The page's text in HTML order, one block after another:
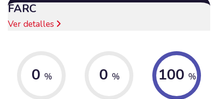
FARC
Ver detalles
0 % 0 % 100 %